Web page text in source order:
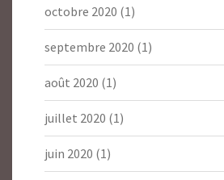
octobre 2020 (1)
septembre 2020 (1)
août 2020 (1)
juillet 2020 (1)
juin 2020 (1)